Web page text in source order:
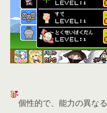
個性的で、能力の異な